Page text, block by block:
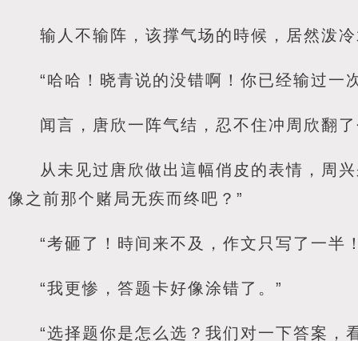
输人不输阵，该撑气场的時候，居然泼
“哈哈！晓青说的没错啊！你已经输过一
闻言，唐欣一阵气结，忍不住冲周欣翻
从未见过唐欣做出這幅俏皮的表情，周
像之前那个赌局无疾而终吧？”
“考砸了！時间来不及，作文只写了一半
“我更惨，答题卡好像涂错了。”
“选择题你是怎么选？我们对一下答案，